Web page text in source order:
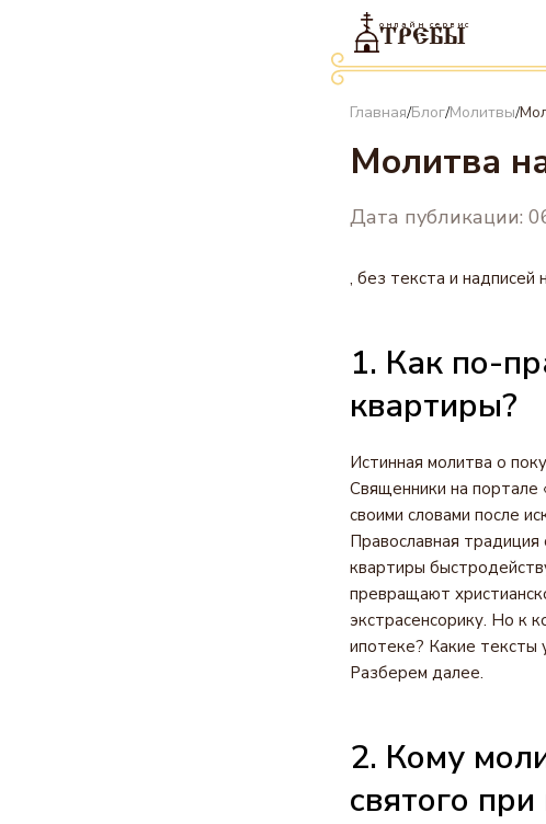
онлайн сервис
ТРЕБЫ
Главная/Блог/Молитвы/
Молитва
Дата публикации:
, без текста и
1. Как по-
квартиры?
Истинная молитва о
Священники на
своими словами после
Православная
квартиры
превращают
экстрасенсорику. Но к
ипотеке? Какие тексты
Разберем далее.
2. Кому
святого